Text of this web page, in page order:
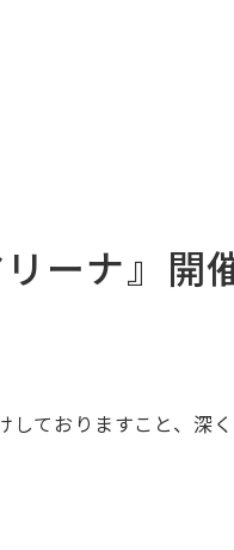
ーナ』開
ておりますこと、深く